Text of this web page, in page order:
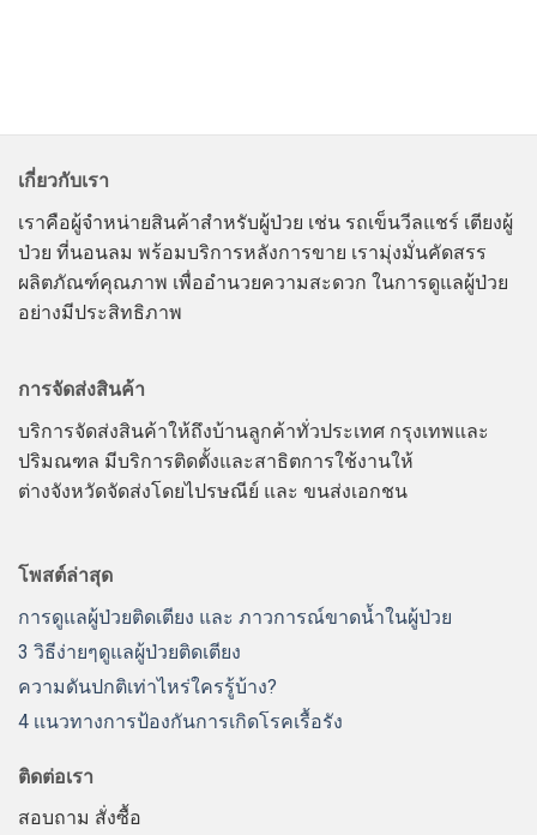
เกี่ยวกับเรา
เราคือผู้จำหน่ายสินค้าสำหรับผู้ป่วย เช่น รถเข็นวีลแชร์ เตียงผู้
ป่วย ที่นอนลม พร้อมบริการหลังการขาย เรามุ่งมั่นคัดสรร
ผลิตภัณฑ์คุณภาพ เพื่ออำนวยความสะดวก ในการดูแลผู้ป่วย
อย่างมีประสิทธิภาพ
การจัดส่งสินค้า
บริการจัดส่งสินค้าให้ถึงบ้านลูกค้าทั่วประเทศ กรุงเทพและ
ปริมณฑล มีบริการติดตั้งและสาธิตการใช้งานให้
ต่างจังหวัดจัดส่งโดยไปรษณีย์ และ ขนส่งเอกชน
โพสต์ล่าสุด
การดูแลผู้ป่วยติดเตียง และ ภาวการณ์ขาดน้ำในผู้ป่วย
3 วิธีง่ายๆดูแลผู้ป่วยติดเตียง
ความดันปกติเท่าไหร่ใครรู้บ้าง?
4 เเนวทางการป้องกันการเกิดโรคเรื้อรัง
ติดต่อเรา
สอบถาม สั่งซื้อ